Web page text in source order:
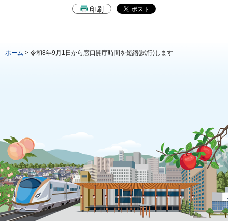
印刷
ホーム > 令和8年9月1日から窓口開庁時間を短縮(試行)します